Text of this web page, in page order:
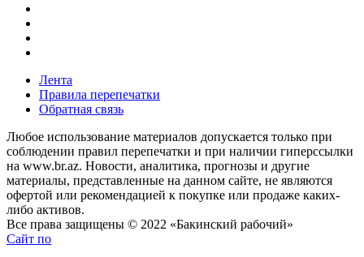
Лента
Правила перепечатки
Обратная связь
Любое использование материалов допускается только при
соблюдении правил перепечатки и при наличии гиперссылки
на www.br.az. Новости, аналитика, прогнозы и другие
материалы, представленные на данном сайте, не являются
офертой или рекомендацией к покупке или продаже каких-
либо активов.
Все права защищены © 2022 «Бакинский рабочий»
Сайт по